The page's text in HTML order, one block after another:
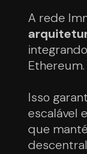
A rede
Ethereum.
Isso
escalável
que